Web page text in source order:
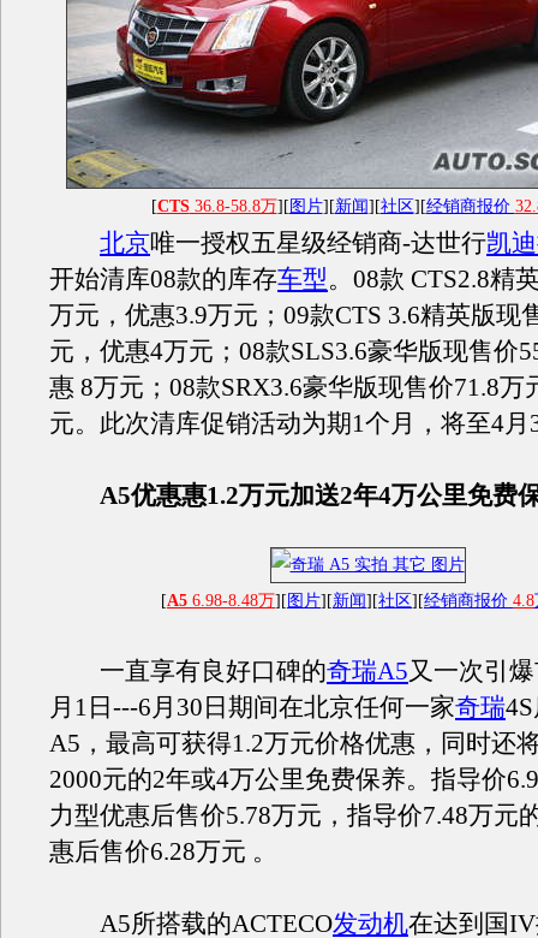
[CTS36.8-58.8万][ 图片][新闻][社区][经销商报价
北京唯一授权五星级经销商-达世行凯
开始清库08款的库存车型。08款 CTS2.8精
万元，优惠3.9万元；09款CTS 3.6精英版现
元，优惠4万元；08款SLS3.6豪华版现售价
惠 8万元；08款SRX3.6豪华版现售价71.8万
元。此次清库促销活动为期1个月，将至4月
A5优惠惠1.2万元加送2年4万公里免费
[A5 6.98-8.48万][ 图片][新闻][社区][经销商报价 4.8
一直享有良好口碑的奇瑞A5又一次引
月1日---6月30日期间在北京任何一家奇瑞
A5，最高可获得1.2万元价格优惠，同时还
2000元的2年或4万公里免费保养。指导价
力型优惠后售价5.78万元，指导价7.48万元
惠后售价6.28万元 。
A5所搭载的ACTECO发动机在达到国